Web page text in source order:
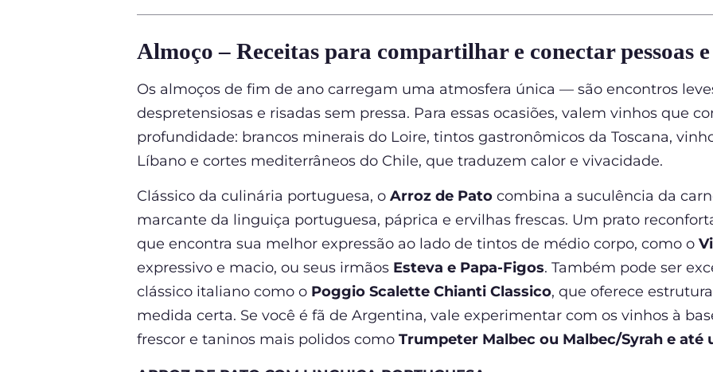
Almoço – Receitas para compartilhar e conectar pessoas
Os almoços de fim de ano carregam uma atmosfera única — são encontros
despretensiosas e risadas sem pressa. Para essas ocasiões, valem vinhos que
profundidade: brancos minerais do Loire, tintos gastronômicos da Toscana,
Líbano e cortes mediterrâneos do Chile, que traduzem calor e vivacidade.
Clássico da culinária portuguesa, o Arroz de Pato combina a suculência da
marcante da linguiça portuguesa, páprica e ervilhas frescas. Um prato
que encontra sua melhor expressão ao lado de tintos de médio corpo, como o
expressivo e macio, ou seus irmãos Esteva e Papa-Figos. Também pode ser
clássico italiano como o Poggio Scalette Chianti Classico, que oferece
medida certa. Se você é fã de Argentina, vale experimentar com os vinhos à
frescor e taninos mais polidos como Trumpeter Malbec ou Malbec/Syrah e até